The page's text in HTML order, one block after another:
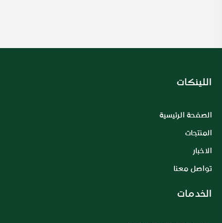
اللينكات
الصفحة الرئيسية
المنتجات
الاخبار
تواصل معنا
الخدمات